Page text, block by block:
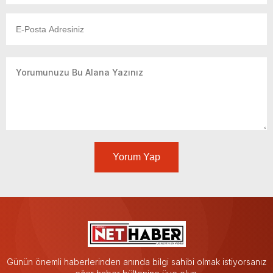
Yorum Yap
Günün önemli haberlerinden anında bilgi sahibi olmak istiyorsanız